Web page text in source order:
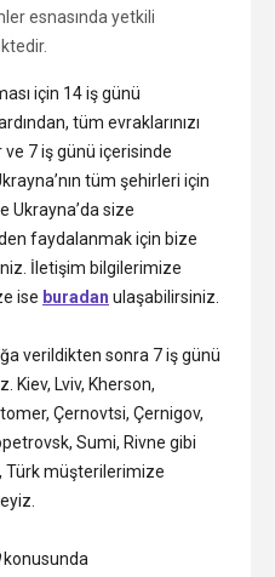
esnasında yetkili
için 14 iş günü
tüm evraklarınızı
7 iş günü içerisinde
tüm şehirleri için
Ukrayna’da size
faydalanmak için bize
İletişim bilgilerimize
ise buradan ulaşabilirsiniz.
verildikten sonra 7 iş günü
Kiev, Lviv, Kherson,
Çernovtsi, Çernigov,
Sumi, Rivne gibi
Türk müşterilerimize
konusunda